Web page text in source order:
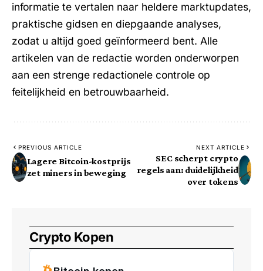
informatie te vertalen naar heldere marktupdates,
praktische gidsen en diepgaande analyses,
zodat u altijd goed geïnformeerd bent. Alle
artikelen van de redactie worden onderworpen
aan een strenge redactionele controle op
feitelijkheid en betrouwbaarheid.
PREVIOUS ARTICLE
Lagere Bitcoin-kostprijs
zet miners in beweging
NEXT ARTICLE
SEC scherpt crypto
regels aan: duidelijkheid
over tokens
Crypto Kopen